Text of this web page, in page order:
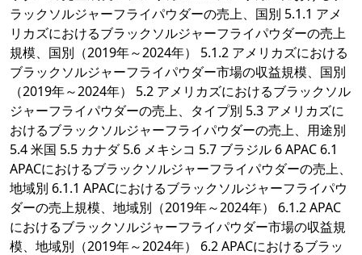
ラックソルジャーフライパウダーの売上、国別 5.1.1 アメ
リカズにおけるブラックソルジャーフライパウダーの売上
規模、国別（2019年～2024年） 5.1.2 アメリカズにおける
ブラックソルジャーフライパウダー市場の収益規模、国別
（2019年～2024年） 5.2 アメリカズにおけるブラックソル
ジャーフライパウダーの売上、タイプ別 5.3 アメリカズに
おけるブラックソルジャーフライパウダーの売上、用途別
5.4 米国 5.5 カナダ 5.6 メキシコ 5.7 ブラジル 6 APAC 6.1
APACにおけるブラックソルジャーフライパウダーの売上、
地域別 6.1.1 APACにおけるブラックソルジャーフライパウ
ダーの売上規模、地域別（2019年～2024年） 6.1.2 APAC
におけるブラックソルジャーフライパウダー市場の収益規
模、地域別（2019年～2024年） 6.2 APACにおけるブラッ